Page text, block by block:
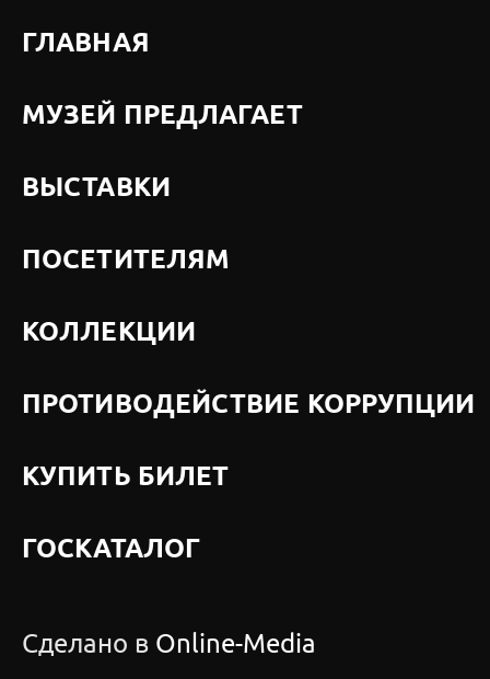
ГЛАВНАЯ
МУЗЕЙ ПРЕДЛАГАЕТ
ВЫСТАВКИ
ПОСЕТИТЕЛЯМ
КОЛЛЕКЦИИ
ПРОТИВОДЕЙСТВИЕ КОРРУПЦИИ
КУПИТЬ БИЛЕТ
ГОСКАТАЛОГ
Сделано в Online-Media